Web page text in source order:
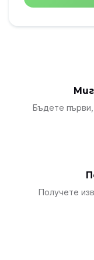
Бъдете първи,
Получете